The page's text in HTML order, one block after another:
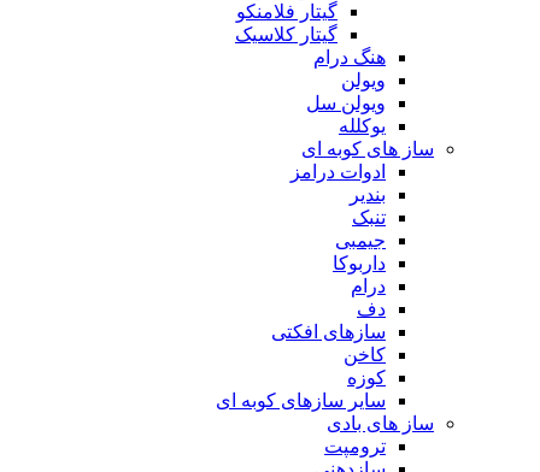
گیتار فلامنکو
گیتار کلاسیک
هنگ درام
ویولن
ویولن سل
یوکلله
ساز های کوبه ای
ادوات درامز
بندیر
تنبک
جیمبی
داربوکا
درام
دف
سازهای افکتی
کاخن
کوزه
سایر سازهای کوبه ای
ساز های بادی
ترومپت